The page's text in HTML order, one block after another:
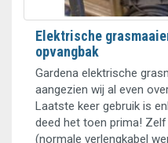
Elektrische
opvangbak
Gardena elektrische
aangezien wij al even
Laatste keer gebruik is
deed het toen prima!
(normale verlengkabel